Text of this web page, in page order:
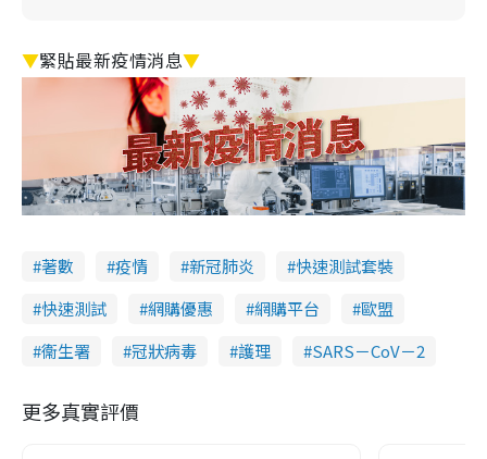
▼緊貼最新疫情消息▼
著數 疫情 新冠肺炎
快速測試套裝
快速測試
網購優惠 網購平台
歐盟
衞生署
冠狀病毒 護理 SARS－CoV－2
更多真實評價